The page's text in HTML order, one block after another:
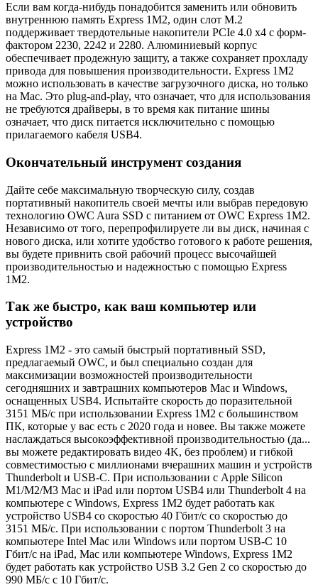
Если вам когда-нибудь понадобится заменить или обновить
внутреннюю память Express 1M2, один слот M.2
поддерживает твердотельные накопители PCIe 4.0 x4 с форм-
фактором 2230, 2242 и 2280. Алюминиевый корпус
обеспечивает продежную защиту, а также сохраняет прохладу
привода для повышения производительности. Express 1M2
можно использовать в качестве загрузочного диска, но только
на Mac. Это plug-and-play, что означает, что для использования
не требуются драйверы, в то время как питание шины
означает, что диск питается исключительно с помощью
прилагаемого кабеля USB4.
Окончательный инструмент создания
Дайте себе максимальную творческую силу, создав
портативный накопитель своей мечты или выбрав передовую
технологию OWC Aura SSD с питанием от OWC Express 1M2.
Независимо от того, перепрофилируете ли вы диск, начиная с
нового диска, или хотите удобство готового к работе решения,
вы будете привнить свой рабочий процесс высочайшей
производительностью и надежностью с помощью Express
1M2.
Так же быстро, как ваш компьютер или
устройство
Express 1M2 - это самый быстрый портативный SSD,
предлагаемый OWC, и был специально создан для
максимизации возможностей производительности
сегодняшних и завтрашних компьютеров Mac и Windows,
оснащенных USB4. Испытайте скорость до поразительной
3151 МБ/с при использовании Express 1M2 с большинством
ПК, которые у вас есть с 2020 года и новее. Вы также можете
наслаждаться высокоэффективной производительностью (да...
вы можете редактировать видео 4K, без проблем) и гибкой
совместимостью с миллионами вчерашних машин и устройств
Thunderbolt и USB-C. При использовании с Apple Silicon
M1/M2/M3 Mac и iPad или портом USB4 или Thunderbolt 4 на
компьютере с Windows, Express 1M2 будет работать как
устройство USB4 со скоростью 40 Гбит/с со скоростью до
3151 МБ/с. При использовании с портом Thunderbolt 3 на
компьютере Intel Mac или Windows или портом USB-C 10
Гбит/с на iPad, Mac или компьютере Windows, Express 1M2
будет работать как устройство USB 3.2 Gen 2 со скоростью до
990 МБ/с с 10 Гбит/с.